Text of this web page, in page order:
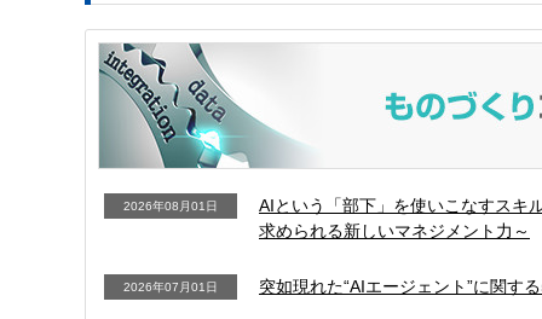
2026年08月01日
AIという「部下」を使いこなすスキ
求められる新しいマネジメント力～
2026年07月01日 突如現れた“AIエージェント”に関す